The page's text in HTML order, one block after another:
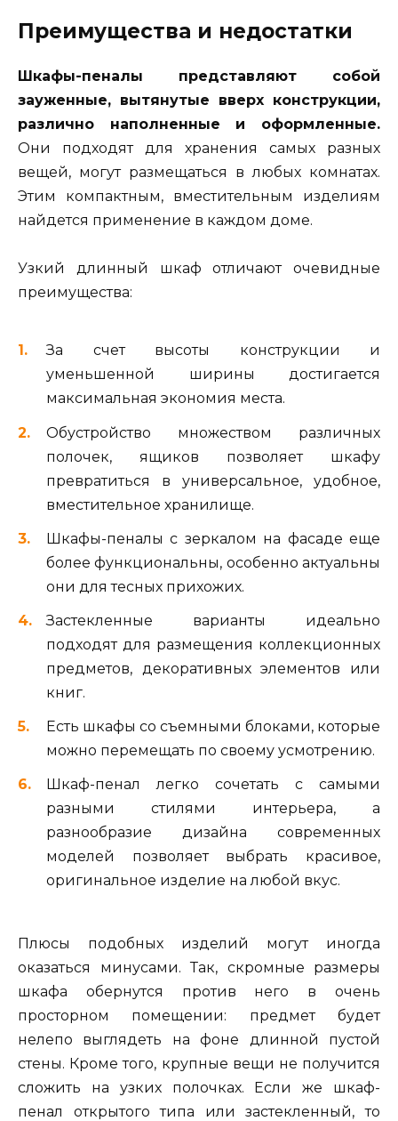
Преимущества и недостатки
Шкафы-пеналы представляют собой
зауженные, вытянутые вверх конструкции,
различно наполненные и оформленные.
Они подходят для хранения самых разных
вещей, могут размещаться в любых комнатах.
Этим компактным, вместительным изделиям
найдется применение в каждом доме.
Узкий длинный шкаф отличают очевидные
преимущества:
За счет высоты конструкции и
уменьшенной ширины достигается
максимальная экономия места.
Обустройство множеством различных
полочек, ящиков позволяет шкафу
превратиться в универсальное, удобное,
вместительное хранилище.
Шкафы-пеналы с зеркалом на фасаде еще
более функциональны, особенно актуальны
они для тесных прихожих.
Застекленные варианты идеально
подходят для размещения коллекционных
предметов, декоративных элементов или
книг.
Есть шкафы со съемными блоками, которые
можно перемещать по своему усмотрению.
Шкаф-пенал легко сочетать с самыми
разными стилями интерьера, а
разнообразие дизайна современных
моделей позволяет выбрать красивое,
оригинальное изделие на любой вкус.
Плюсы подобных изделий могут иногда
оказаться минусами. Так, скромные размеры
шкафа обернутся против него в очень
просторном помещении: предмет будет
нелепо выглядеть на фоне длинной пустой
стены. Кроме того, крупные вещи не получится
сложить на узких полочках. Если же шкаф-
пенал открытого типа или застекленный, то